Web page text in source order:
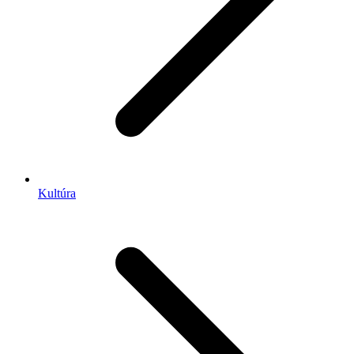
Kultúra